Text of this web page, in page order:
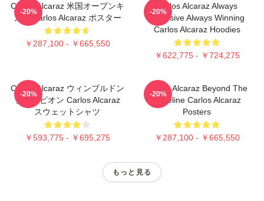
Carlos Alcaraz 米国オープンキ
ング Carlos Alcaraz ポスター
￥287,100 - ￥665,550
-20%
Carlos Alcaraz Always
Explosive Always Winning
Carlos Alcaraz Hoodies
￥622,775 - ￥724,275
-20%
Carlos Alcaraz ウィンブルドン
チャンピオン Carlos Alcaraz
スウェットシャツ
￥593,775 - ￥695,275
-20%
Carlos Alcaraz Beyond The
Baseline Carlos Alcaraz
Posters
￥287,100 - ￥665,550
-20%
もっと見る